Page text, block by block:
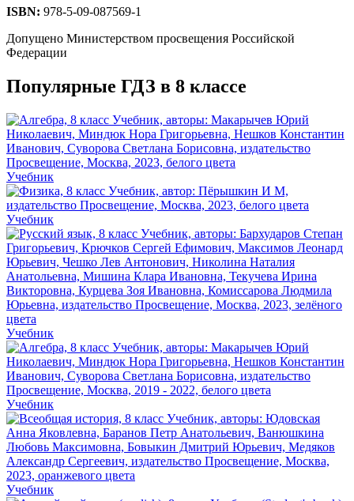
ISBN: 978-5-09-087569-1
Допущено Министерством просвещения Российской
Федерации
Популярные ГДЗ в 8 классе
Учебник
Учебник
Учебник
Учебник
Учебник